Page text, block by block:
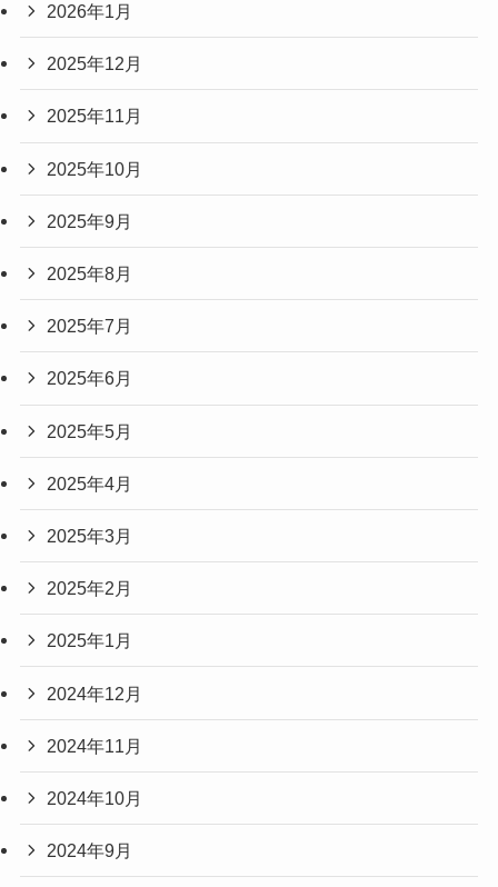
2026年1月
2025年12月
2025年11月
2025年10月
2025年9月
2025年8月
2025年7月
2025年6月
2025年5月
2025年4月
2025年3月
2025年2月
2025年1月
2024年12月
2024年11月
2024年10月
2024年9月